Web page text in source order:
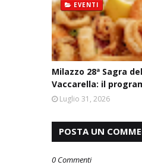
EVENTI
Milazzo 28ª Sagra
Vaccarella: il
Luglio 31, 2026
POSTA UN
0 Commenti